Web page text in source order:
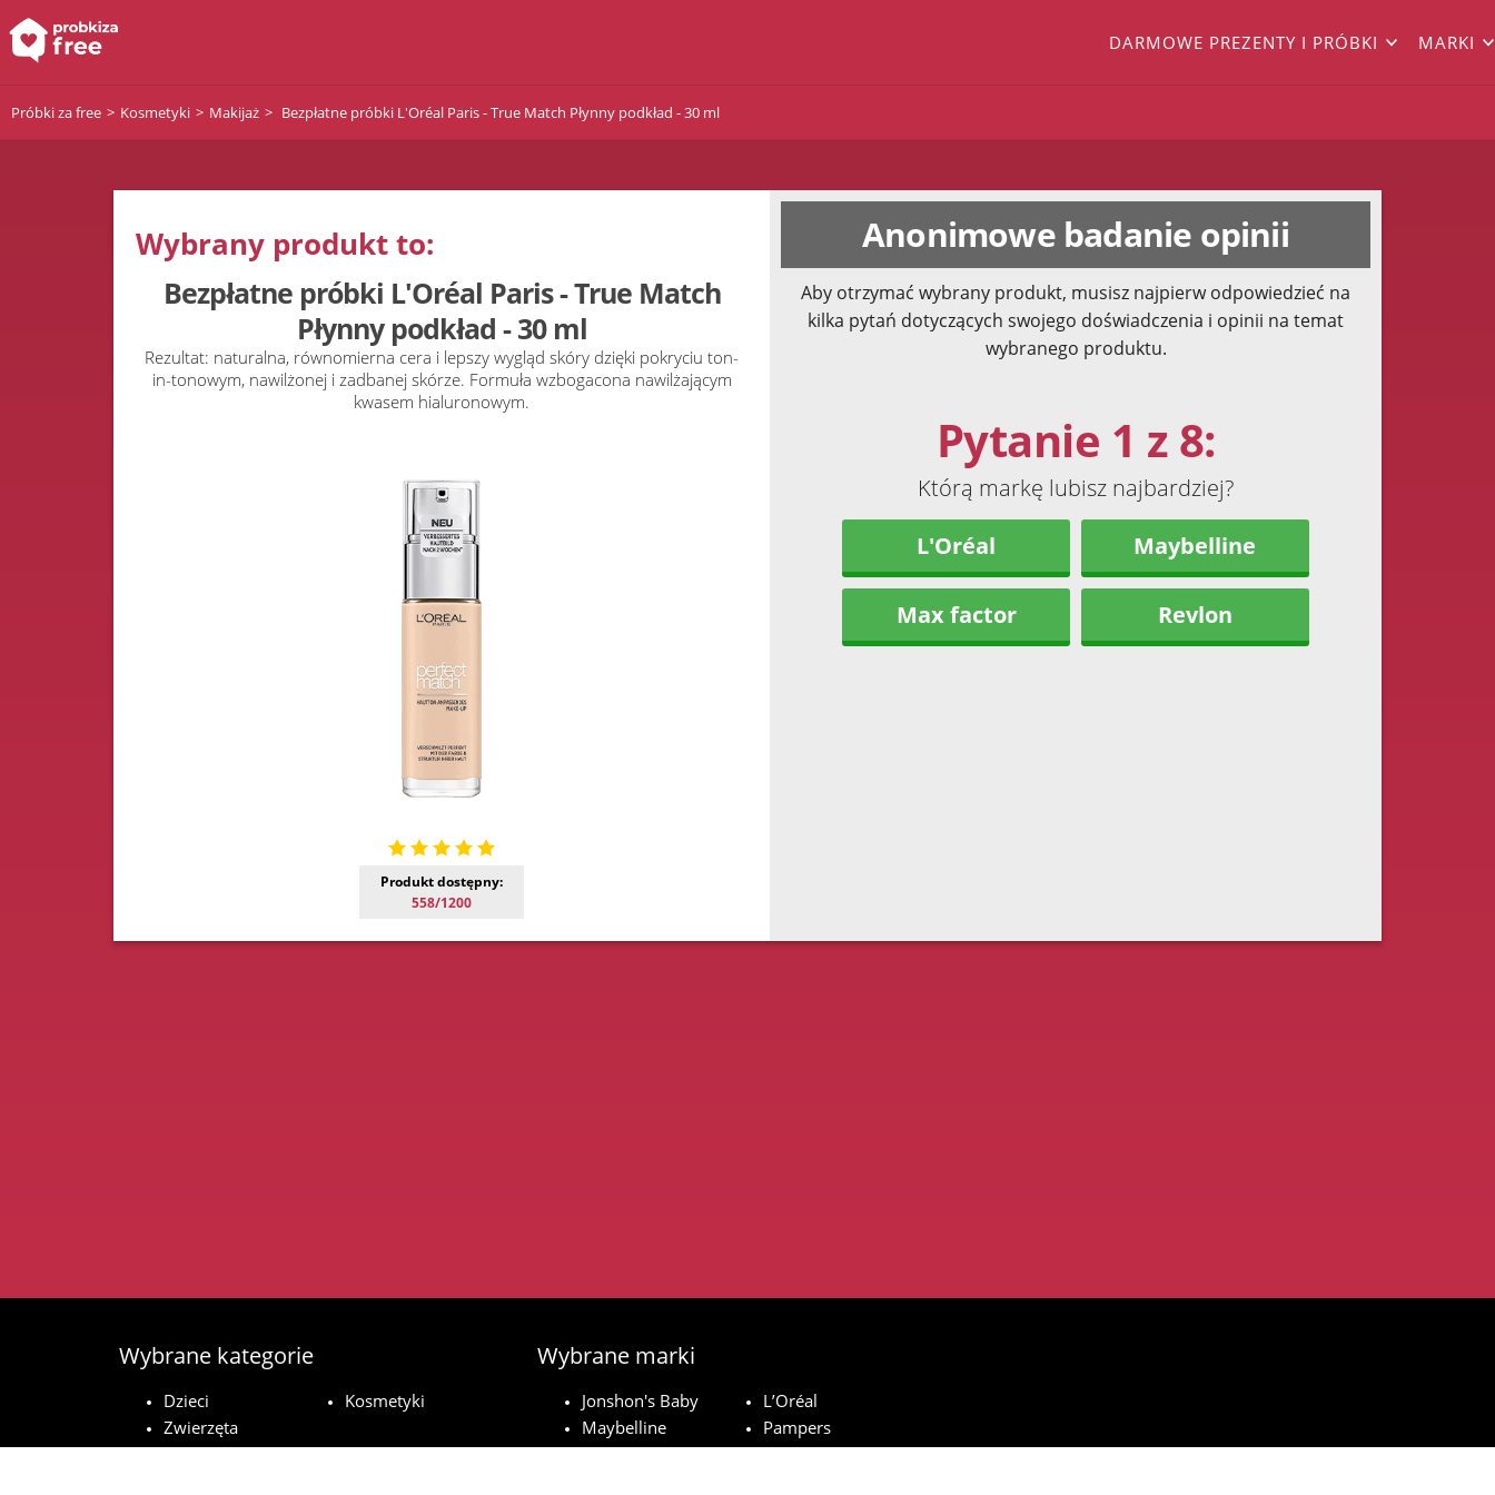
DARMOWE PREZENTY I PRÓBKI MARKI
Próbki za free Kosmetyki Makijaż Bezpłatne próbki L'Oréal Paris - True Match Płynny podkład - 30 ml
Wybrany produkt to:
Bezpłatne próbki L'Oréal Paris - True Match
Płynny podkład - 30 ml
Rezultat: naturalna, równomierna cera i lepszy wygląd skóry dzięki pokryciu ton-
in-tonowym, nawilżonej i zadbanej skórze. Formuła wzbogacona nawilżającym
kwasem hialuronowym.
Produkt dostępny:
558/1200
Anonimowe badanie opinii
Aby otrzymać wybrany produkt, musisz najpierw odpowiedzieć na
kilka pytań dotyczących swojego doświadczenia i opinii na temat
wybranego produktu.
Pytanie 1 z 8:
Którą markę lubisz najbardziej?
L'Oréal
Maybelline
Max factor Revlon
Wybrane kategorie
Dzieci
Kosmetyki
Zwierzęta
domowe
Wybrane marki
Jonshon's Baby
L’Oréal
Maybelline
Pampers
Royal Canin